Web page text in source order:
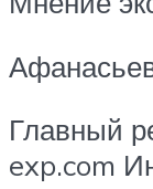
Главный
exp.com